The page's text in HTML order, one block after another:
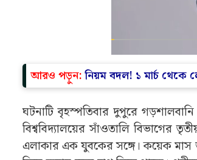
আরও পড়ুন:নিয়ম বদল! ১ মার্চ থেকে
ঘটনাটি বৃহস্পতিবার দুপুরে
বিশ্ববিদ্যালয়ের সাঁওতালি বিভাগের
এলাকার এক যুবকের সঙ্গে। কয়েক